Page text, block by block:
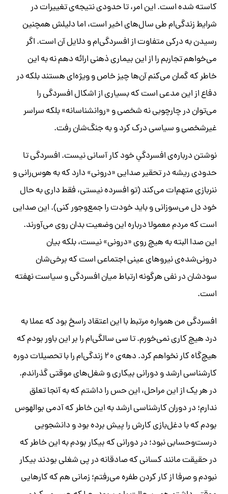
کاسته شده است. این امر، تا حدودی نتیجه‌ی تغییرات در
شرایط زندگی‌ام طی سال‌های اخیر است، اما دلیلش همچنین
رسیدن به درکی متفاوت از افسردگی‌ام و دلایل آن است. اگر
می‌خواهم تجاربم را از این بیماری ذهنی ارائه ‌دهم نه به این
خاطر که گمان می‌کنم آن‌ها چیز خاص و ویژه‌ای هستند بلکه در
دفاع از این مدعی است که بسیاری از اشکال افسردگی را
می‌توان در چارچوبی نه شخصی و «روانشناسانه» بلکه سراسر
غیرشخصی و سیاسی درک کرد و به جنگ‌شان رفت.
نوشتن درباره‌ی افسردگیِ خود کار آسانی نیست. افسردگی تا
حدودی ریشه در تحقیر صدایی «درونی» دارد که به هوس‌رانی و
ننربازی متهم‌ات می‌کند (تو افسرده نیستی، فقط داری به حال
خود دل می‌سوزانی و باید خودت را جمع‌وجور کنی). این صدایی
است که مردم معمولا درباره این وضعیت بدان روی می‌آورند.
این صدا البته به هیچ روی «درونی» نیست، بلکه بیان
درونی‌شده‌ی نیروهای عینی اجتماعی است که برخی‌شان
سودشان در نفی هرگونه ارتباط میان افسردگی و سیاست نهفته
است.
افسردگی من همواره مرتبط با این اعتقاد راسخ بود که عملا به
درد هیچ کاری نمی‌خورم. تا سی سالگی‌ام را بر این باور بودم که
هیچ‌گاه کار نخواهم کرد. دهه‌ی ۲۰ زندگی‌ام را با تحصیلات دوره
کارشناسی ارشد و دورانی بیکاری و شغل‌های موقتی گذراندم.
در هر یک از این مراحل، این حس را داشتم که به آنجا تعلق
ندارم؛ در دوران کارشناسی ارشد به این خاطر که آدمی بوالهوس
بودم که با دغل‌بازی کارش را پیش برده بود و دانشجویی
درست‌وحسابی نبود؛ در دورانی که بیکار بودم به این خاطر که
در حقیقت مانند کسانی که صادقانه در پی شغلی بودند بیکار
نبودم و صرفا از کار کردن طفره می‌رفتم؛ زمانی هم که کارهایی